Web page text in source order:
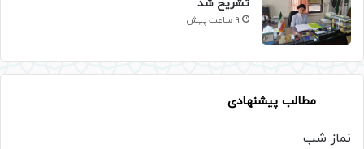
تشریح شد
9 ساعت پیش
مطالب پیشنهادی
نماز شب